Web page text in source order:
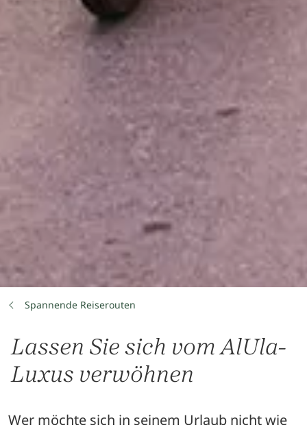
Spannende Reiserouten
Lassen Sie sich vom AlUla-
Luxus verwöhnen
Wer möchte sich in seinem Urlaub nicht wie